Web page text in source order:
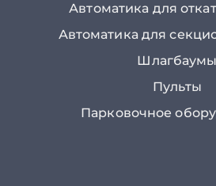
Автоматика для
Автоматика для
Шлагбаумы
Пульты
Парковочное